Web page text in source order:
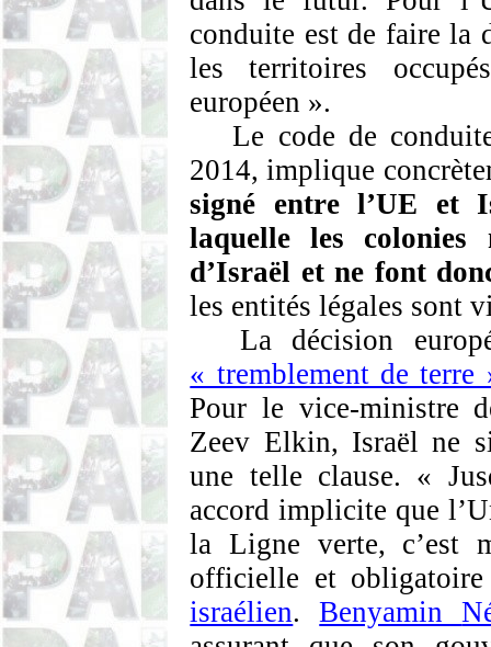
conduite est de faire la
les territoires
européen ».
Le code de
2014, implique
signé entre l’UE et
laquelle les
d’Israël et ne font
les entités légales sont
La décision
« tremblement de terre
Pour le vice-ministre
Zeev Elkin, Israël ne
une telle clause. «
accord implicite que
la Ligne verte, c’est
officielle et
israélien.Benyamin